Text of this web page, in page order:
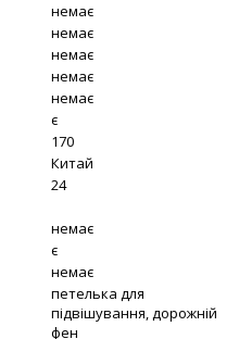
немає
немає
немає
немає
немає
є
170
Китай
24
немає
є
немає
петелька для
підвішування, дорожній
фен